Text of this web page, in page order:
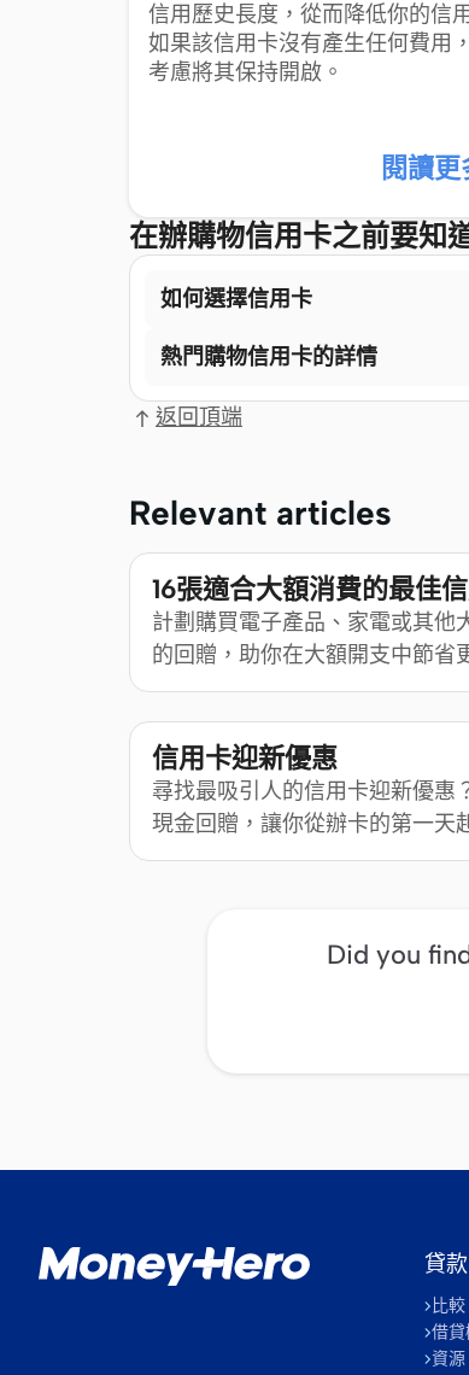
信用歷史長度，從而降低你的信
如果該信用卡沒有產生任何費用
考慮將其保持開啟。
閱讀更
在辦購物信用卡之前要知
如何選擇信用卡
熱門購物信用卡的詳情
返回頂端
Relevant articles
16張適合大額消費的最佳
計劃購買電子產品、家電或其他
的回贈，助你在大額開支中節省
信用卡迎新優惠
尋找最吸引人的信用卡迎新優惠
現金回贈，讓你從辦卡的第一天
Did you
貸款
比較
借
資源